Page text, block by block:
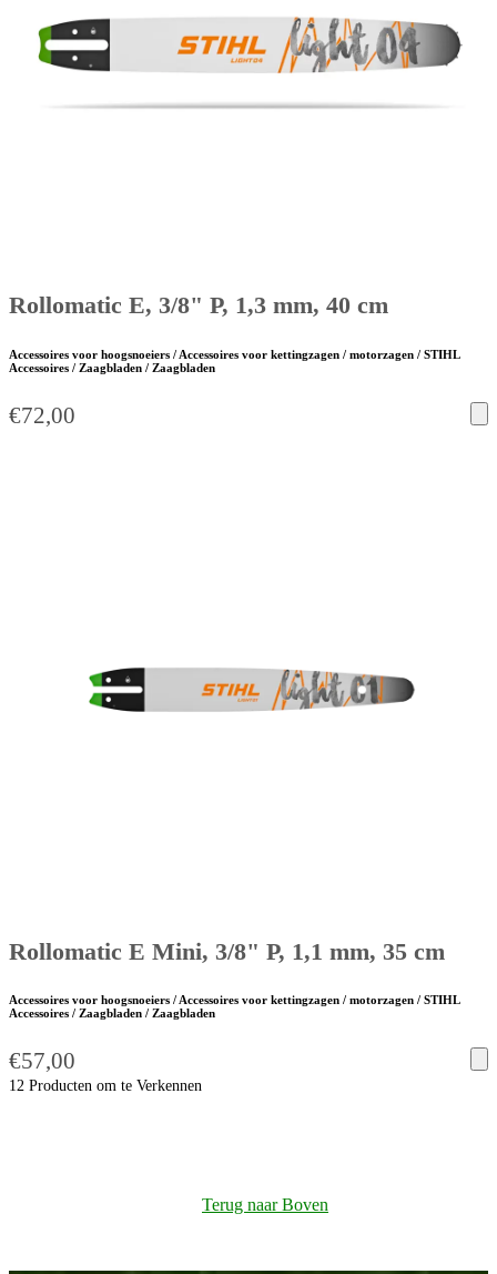
Rollomatic E, 3/8" P, 1,3 mm, 40 cm
Accessoires voor hoogsnoeiers / Accessoires voor kettingzagen / motorzagen / STIHL
Accessoires / Zaagbladen / Zaagbladen
€72,00
Rollomatic E Mini, 3/8" P, 1,1 mm, 35 cm
Accessoires voor hoogsnoeiers / Accessoires voor kettingzagen / motorzagen / STIHL
Accessoires / Zaagbladen / Zaagbladen
€57,00
12 Producten om te Verkennen
Terug naar Boven